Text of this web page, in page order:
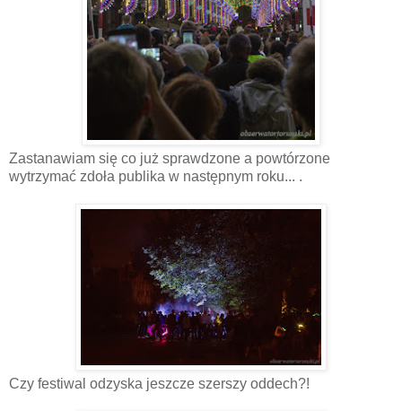
Zastanawiam się co już sprawdzone a powtórzone
wytrzymać zdoła publika w następnym roku... .
Czy festiwal odzyska jeszcze szerszy oddech?!